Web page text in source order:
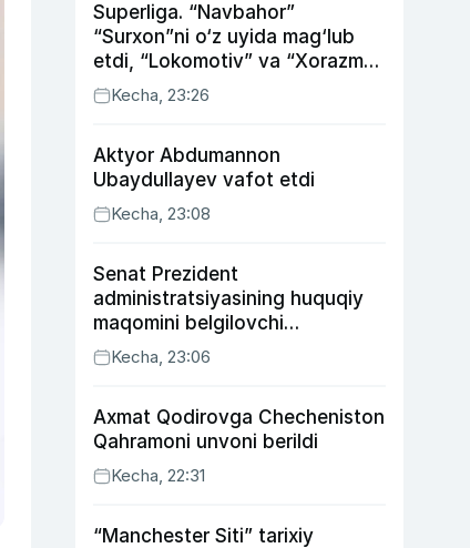
Superliga. “Navbahor”
“Surxon”ni o‘z uyida mag‘lub
etdi, “Lokomotiv” va “Xorazm”
uyda g‘alaba qozondi
Kecha, 23:26
Aktyor Abdu­mannon
Ubaydullayev vafot etdi
Kecha, 23:08
Senat Prezident
administratsiyasining huquqiy
maqomini belgilovchi
konstitutsiyaviy qonunni
ma’qulladi
Kecha, 23:06
Axmat Qodirovga Checheniston
Qahramoni unvoni berildi
Kecha, 22:31
“Manchester Siti” tarixiy